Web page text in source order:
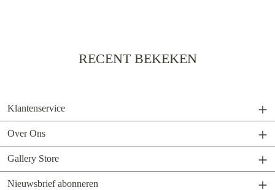
RECENT BEKEKEN
Klantenservice
Over Ons
Gallery Store
Nieuwsbrief abonneren